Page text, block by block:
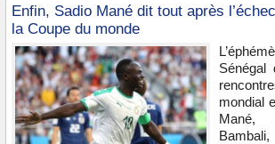
Enfin, Sadio Mané dit tout après
la Coupe du monde
Sénégal
mondial